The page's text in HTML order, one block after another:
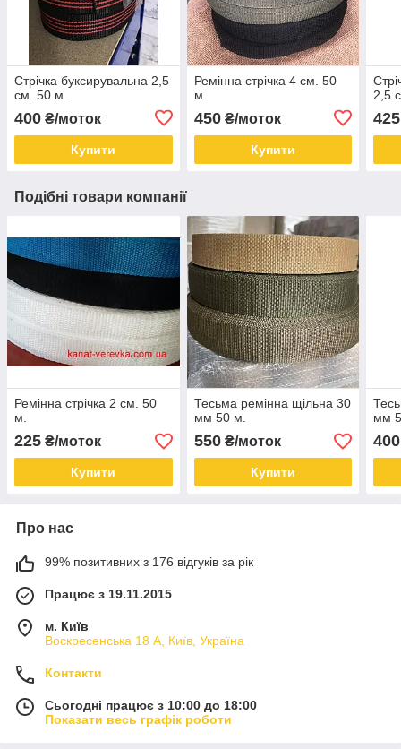
Стрічка буксирувальна 2,5
см. 50 м.
400 ₴/моток
Купити
Ремінна стрічка 4 см. 50
м.
450₴/моток
Купити
2,5
425
Подібні товари компанії
Ремінна стрічка 2 см. 50
м.
225 ₴/моток
Купити
Тесьма ремінна щільна 30
мм 50 м.
550₴/моток
Купити
мм
400
Про нас
99% позитивних з 176 відгуків за рік
Працює з 19.11.2015
м. Київ
Воскресенська 18 А, Київ, Україна
Контакти
Сьогодні працює з 10:00 до 18:00
Показати весь графік роботи